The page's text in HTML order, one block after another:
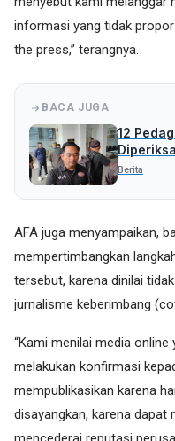
informasi yang tidak
the press,” terangnya.
BACA JUGA
12
Periksa
Berita
AFA juga menyampaikan,
mempertimbangkan
tersebut, karena dinilai
jurnalisme keberimbang
“Kami menilai media
melakukan konfirmasi
mempublikasikan karena
disayangkan, karena dapat